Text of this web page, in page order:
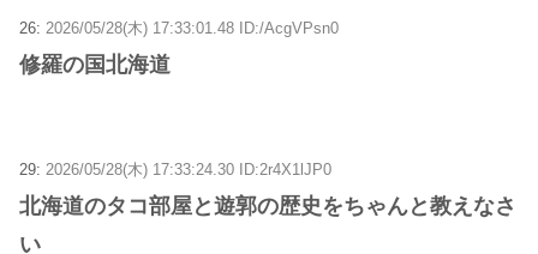
26: 2026/05/28(木) 17:33:01.48 ID:/AcgVPsn0
修羅の国北海道
29: 2026/05/28(木) 17:33:24.30 ID:2r4X1lJP0
北海道のタコ部屋と遊郭の歴史をちゃんと教えなさ
い